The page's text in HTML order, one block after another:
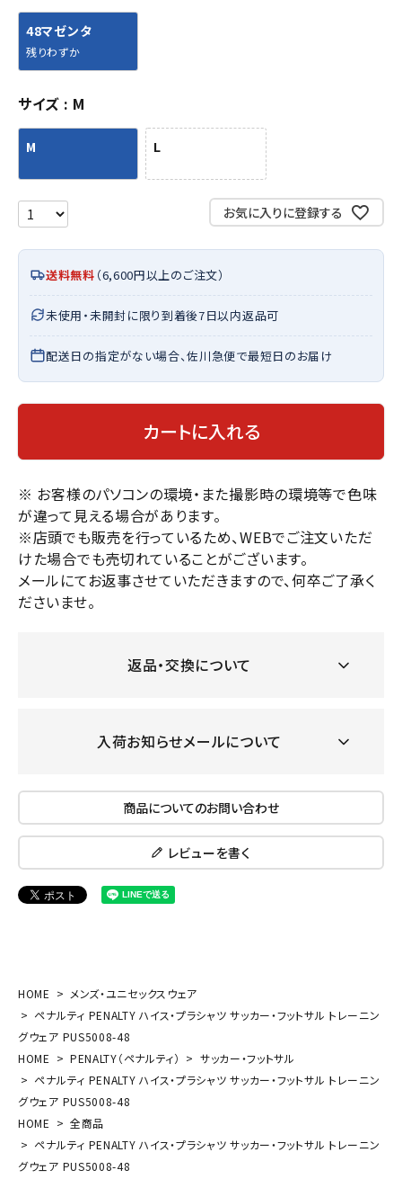
48マゼンタ
残りわずか
サイズ M
M L
お気に入りに登録する
送料無料 （6,600円以上のご注文）
未使用・未開封に限り到着後7日以内返品可
配送日の指定がない場合、佐川急便で最短日のお届け
カートに入れる
※ お客様のパソコンの環境・また撮影時の環境等で色味
が違って見える場合があります。
※店頭でも販売を行っているため、WEBでご注文いただ
けた場合でも売切れていることがございます。
メールにてお返事させていただきますので、何卒ご了承く
ださいませ。
返品・交換について
入荷お知らせメールについて
商品についてのお問い合わせ
レビューを書く
HOME
メンズ・ユニセックスウェア
ペナルティ PENALTY ハイス・プラシャツ サッカー・フットサル トレーニン
グウェア PUS5008-48
HOME
PENALTY（ペナルティ）
サッカー・フットサル
ペナルティ PENALTY ハイス・プラシャツ サッカー・フットサル トレーニン
グウェア PUS5008-48
HOME
全商品
ペナルティ PENALTY ハイス・プラシャツ サッカー・フットサル トレーニン
グウェア PUS5008-48